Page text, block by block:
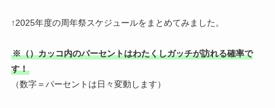
↑2025年度の周年祭スケジュールをまとめてみました。
※（）カッコ内のパーセントはわたくしガッチが訪れる確率で
す！
（数字＝パーセントは日々変動します）